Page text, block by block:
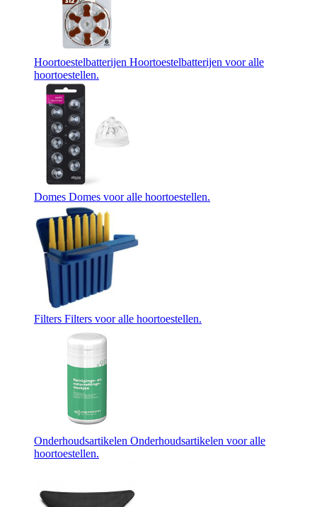
Hoortoestelbatterijen Hoortoestelbatterijen voor alle
hoortoestellen.
Domes Domes voor alle hoortoestellen.
Filters Filters voor alle hoortoestellen.
Onderhoudsartikelen Onderhoudsartikelen voor alle
hoortoestellen.